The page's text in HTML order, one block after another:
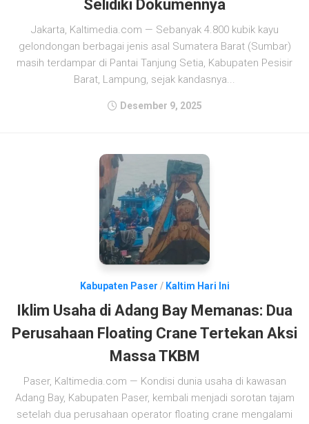
Selidiki Dokumennya
Jakarta, Kaltimedia.com — Sebanyak 4.800 kubik kayu
gelondongan berbagai jenis asal Sumatera Barat (Sumbar)
masih terdampar di Pantai Tanjung Setia, Kabupaten Pesisir
Barat, Lampung, sejak kandasnya...
Desember 9, 2025
Kabupaten Paser / Kaltim Hari Ini
Iklim Usaha di Adang Bay Memanas: Dua
Perusahaan Floating Crane Tertekan Aksi
Massa TKBM
Paser, Kaltimedia.com — Kondisi dunia usaha di kawasan
Adang Bay, Kabupaten Paser, kembali menjadi sorotan tajam
setelah dua perusahaan operator floating crane mengalami